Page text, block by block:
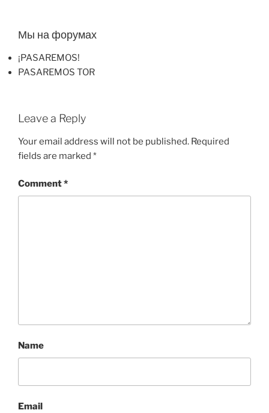
Мы на форумах
¡PASAREMOS!
PASAREMOS TOR
Leave a Reply
Your email address will not be published. Required
fields are marked *
Comment*
Name
Email